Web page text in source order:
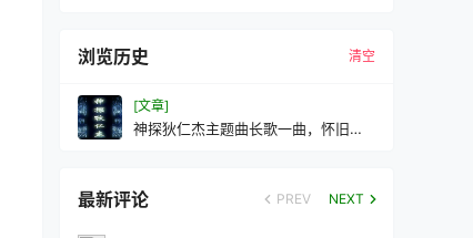
浏览历史 清空
[文章]
神探狄仁杰主题曲长歌一曲，怀旧国
最新评论 PREV NEXT